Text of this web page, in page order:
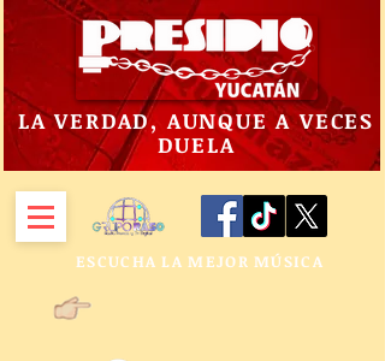
LA VERDAD, AUNQUE A VECES
DUELA
ESCUCHA LA MEJOR MÚSICA